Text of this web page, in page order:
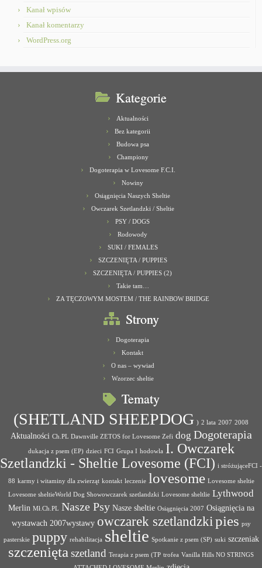
Kanał wpisów
Kanał komentarzy
WordPress.org
Kategorie
Aktualności
Bez kategorii
Budowa psa
Championy
Dogoterapia w Lovesome F.C.I.
Nowiny
Osiągnięcia Naszych Sheltie
Owczarek Szetlandzki / Sheltie
PSY / DOGS
Rodowody
SUKI / FEMALES
SZCZENIĘTA / PUPPIES
SZCZENIĘTA / PUPPIES (2)
Takie tam…
ZA TĘCZOWYM MOSTEM / THE RAINBOW BRIDGE
Strony
Dogoterapia
Kontakt
O nas – wywiad
Wzorzec sheltie
Tematy
(SHETLAND SHEEPDOG ) 2 lata 2007 2008
Aktualności Ch.PL Dawnville ZETOS for Lovesome Zefi dog Dogoterapia
dukacja z psem (EP) dzieci FCI Grupa I hodowla I. Owczarek
Szetlandzki - Sheltie Lovesome (FCI) i stróżująceFCI -
88 karmy i witaminy dla zwierząt kontakt leczenie lovesome Lovesome sheltie
Lovesome sheltieWorld Dog Showowczarek szetlandzki Lovesome sheltlie Lythwood
Merlin Mł.Ch.PL Nasze Psy Nasze sheltie Osiągnięcia 2007 Osiągnięcia na
wystawach 2007wystawy owczarek szetlandzkipies psy
pasterskie puppy rehabilitacja sheltie Spotkanie z psem (SP) suki szczeniak
szczenięta szetland Terapia z psem (TP trofea Vanilla Hills NO STRINGS